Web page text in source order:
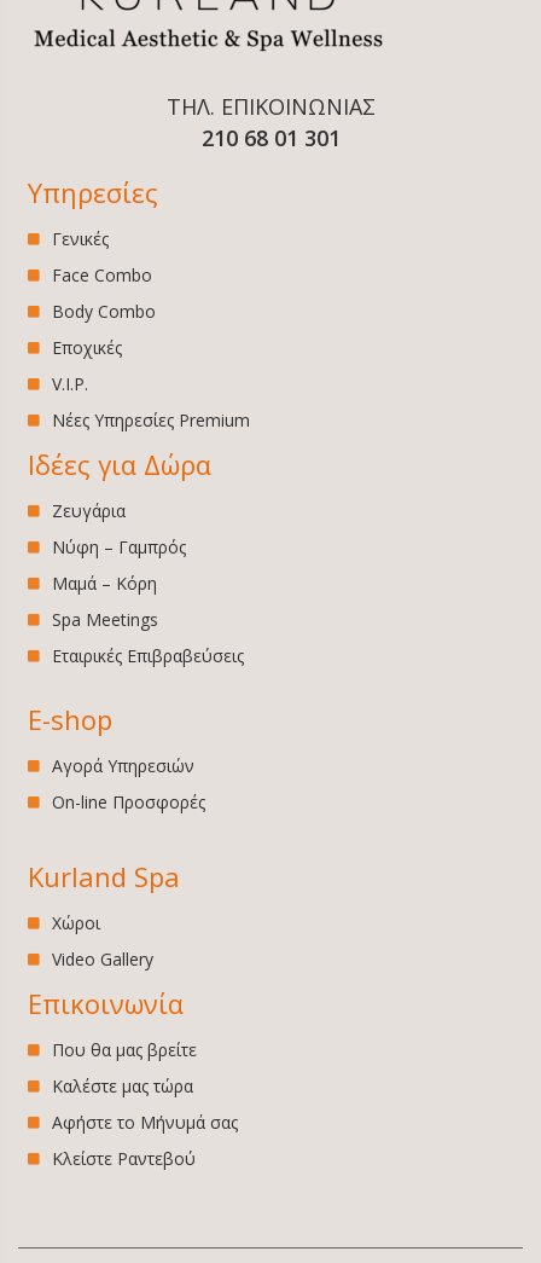
ΤΗΛ. ΕΠΙΚΟΙΝΩΝΙΑΣ
210 68 01 301
Υπηρεσίες
Γενικές
Face Combo
Body Combo
Εποχικές
V.I.P.
Νέες Υπηρεσίες Premium
Ιδέες για Δώρα
Ζευγάρια
Νύφη – Γαμπρός
Μαμά – Κόρη
Spa Meetings
Εταιρικές Επιβραβεύσεις
E-shop
Αγορά Υπηρεσιών
On-line Προσφορές
Kurland Spa
Χώροι
Video Gallery
Επικοινωνία
Που θα μας βρείτε
Καλέστε μας τώρα
Αφήστε το Μήνυμά σας
Κλείστε Ραντεβού